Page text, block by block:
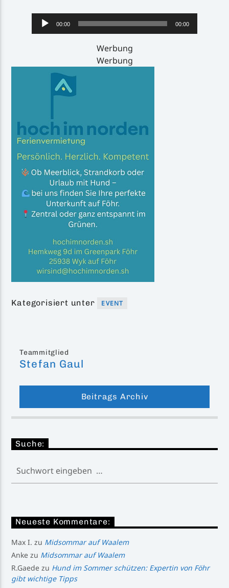
Audio-
Player
00:00 00:00
Werbung
Werbung
Kategorisiert unter EVENT
Teammitglied
Stefan Gaul
Beitrags Archiv
Suche:
Neueste Kommentare:
Max I. zu Midsommar auf Waalem
Anke zu Midsommar auf Waalem
R.Gaede zu Hund im Sommer schützen: Expertin von Föhr
gibt wichtige Tipps